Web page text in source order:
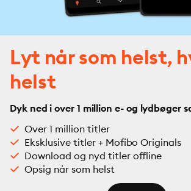
Lyt når som helst,
helst
Dyk ned i over 1 million e- og lydbøger
Over 1 million titler
Eksklusive titler + Mofibo Originals
Download og nyd titler offline
Opsig når som helst